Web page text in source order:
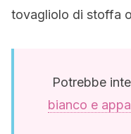
tovagliolo di stoffa
Potrebbe
bianco e